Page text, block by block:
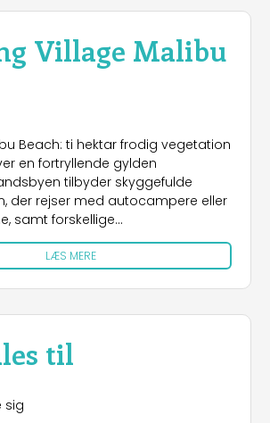
Village Malibu
Beach: ti hektar frodig vegetation
en fortryllende gylden
tilbyder skyggefulde
der rejser med autocampere eller
samt forskellige
til ethvert behov: helt nye
et stort møbleret udendørs
kendetegnet ved et attraktivt
beliggenhed ved havet,
og Glamping-telte i forskellige
til badeanstalten,
med en lagunepool med
tilbud i restauranten med en
LÆS MERE
til
sig